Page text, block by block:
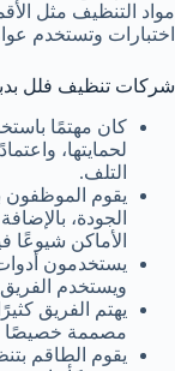
مواد التنظيف مثل
اختبارات وتستخدم
شركات تنظيف فلل
كان مهتمًا
لحمايتها،
التلف.
يقوم الموظفون
الجودة،
الأماكن شيوعًا
يستخدمون
ويستخدم
يهتم الفريق
مصممة خصيصًا
يقوم الطاقم